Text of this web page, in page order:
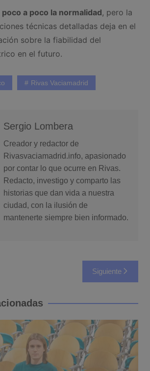
a poco la normalidad, pero la
técnicas detalladas deja en el
sobre la fiabilidad del
en el futuro.
Rivas Vaciamadrid
Sergio Lombera
Creador y redactor de
Rivasvaciamadrid.info, apasionado
por contar lo que ocurre en Rivas.
Redacto, investigo y comparto las
historias que dan vida a nuestra
ciudad, con la ilusión de
mantenerte siempre bien informado.
Siguiente